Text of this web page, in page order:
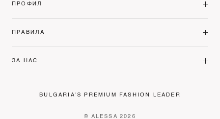
ПРОФИЛ
ПРАВИЛА
ЗА НАС
BULGARIA'S PREMIUM FASHION LEADER
© ALESSA 2026